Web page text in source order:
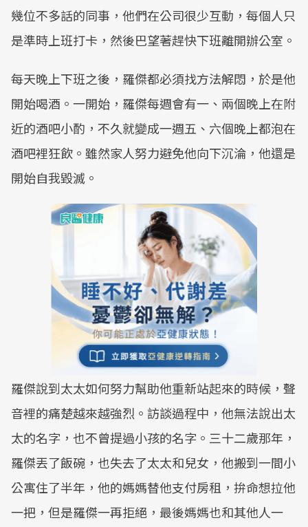
幾位不多話的同事，他們在公司很少互動，每個人只
是準時上班打卡，然後巴望著趕快下班離開辦公室。
每天晚上下班之後，羅傑都必須找方法解悶，於是他
開始喝酒。一開始，羅傑每週會有一、兩個晚上在附
近的酒吧小酌，不久就變成一週五、六個晚上都泡在
酒吧裡狂飲。雖然家人努力避免他向下沉淪，他還是
開始自我毀滅。
羅傑說到太太如何努力幫助他重新站起來的時候，聲
音裡的痛楚越來越強烈。訪談過程中，他無法說出太
太的名字，也不曾提過小孩的名字。三十二歲那年，
羅傑丟了飯碗，也失去了太太和兒女，他搬到一間小
公寓住了半年，他的媽媽替他支付房租，拚命想拉他
一把，但是羅傑一再拒絕，最後媽媽也和其他人一